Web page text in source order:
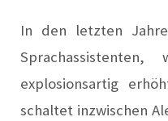
In den letzten
explosionsartig
schaltet inzwischen